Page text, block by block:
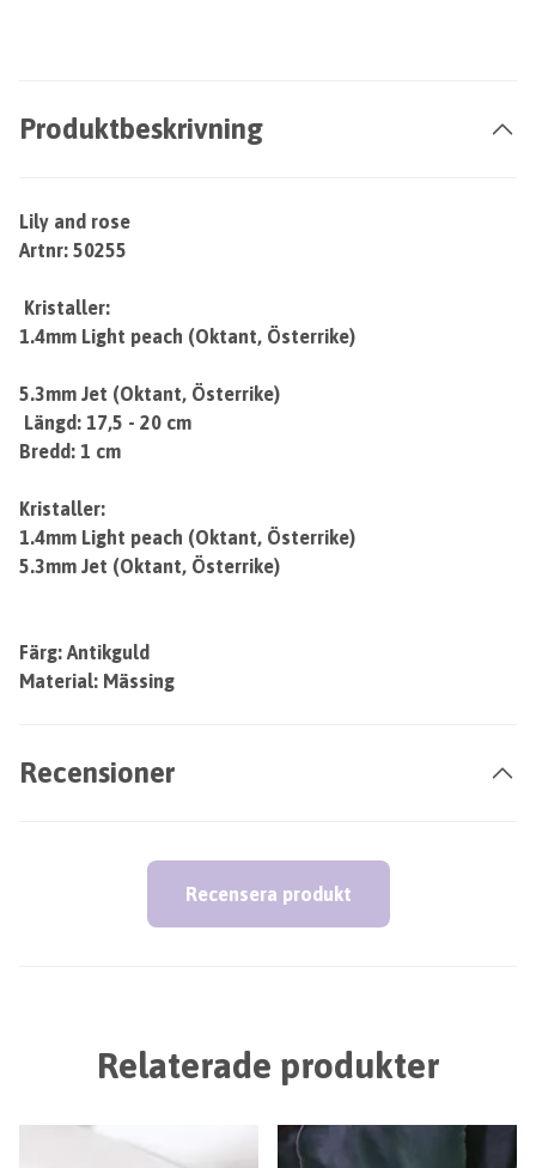
Produktbeskrivning
Lily and rose
Artnr: 50255
Kristaller:
1.4mm Light peach (Oktant, Österrike)
5.3mm Jet (Oktant, Österrike)
Längd: 17,5 - 20 cm
Bredd: 1 cm
Kristaller:
1.4mm Light peach (Oktant, Österrike)
5.3mm Jet (Oktant, Österrike)
Färg: Antikguld
Material: Mässing
Recensioner
Recensera produkt
Relaterade produkter